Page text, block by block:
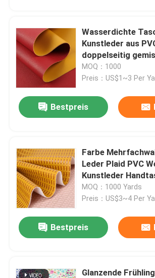
Wasserdichte
Kunstleder aus
doppelseitig
MOQ：1000
Preis：US$1~3 Per
Bestpreis
Farbe
Leder Plaid PVC
Kunstleder
Schuhleder
MOQ：1000 Yards
Preis：US$3~4 Per
Bestpreis
Glanzende